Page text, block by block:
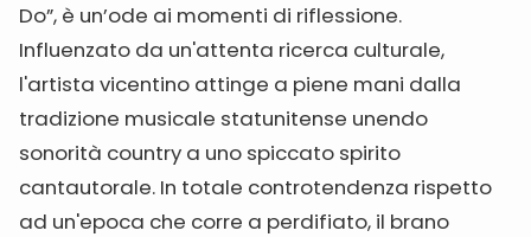
Do”, è un’ode ai momenti di riflessione.
Influenzato da un'attenta ricerca culturale,
l'artista vicentino attinge a piene mani dalla
tradizione musicale statunitense unendo
sonorità country a uno spiccato spirito
cantautorale. In totale controtendenza rispetto
ad un'epoca che corre a perdifiato, il brano